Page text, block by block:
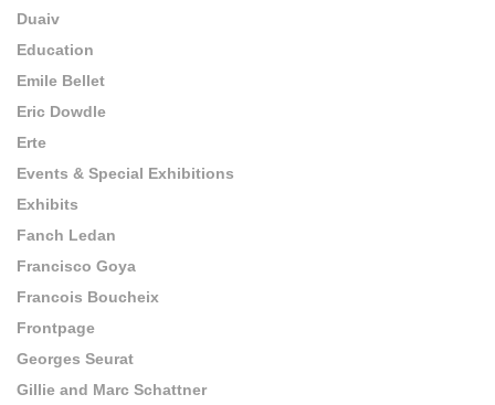
Duaiv
Education
Emile Bellet
Eric Dowdle
Erte
Events & Special Exhibitions
Exhibits
Fanch Ledan
Francisco Goya
Francois Boucheix
Frontpage
Georges Seurat
Gillie and Marc Schattner